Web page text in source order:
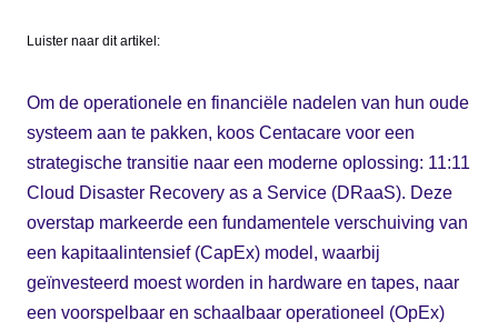
Luister naar dit artikel:
Om de operationele en financiële nadelen van hun oude
systeem aan te pakken, koos Centacare voor een
strategische transitie naar een moderne oplossing: 11:11
Cloud Disaster Recovery as a Service (DRaaS). Deze
overstap markeerde een fundamentele verschuiving van
een kapitaalintensief (CapEx) model, waarbij
geïnvesteerd moest worden in hardware en tapes, naar
een voorspelbaar en schaalbaar operationeel (OpEx)